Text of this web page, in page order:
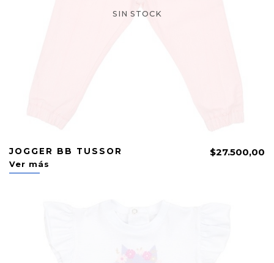
SIN STOCK
JOGGER BB TUSSOR $27.500,00
Ver más